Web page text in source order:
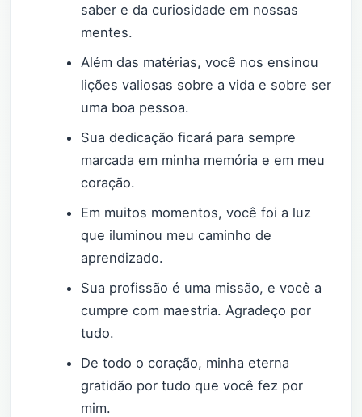
saber e da curiosidade em nossas
mentes.
Além das matérias, você nos ensinou
lições valiosas sobre a vida e sobre ser
uma boa pessoa.
Sua dedicação ficará para sempre
marcada em minha memória e em meu
coração.
Em muitos momentos, você foi a luz
que iluminou meu caminho de
aprendizado.
Sua profissão é uma missão, e você a
cumpre com maestria. Agradeço por
tudo.
De todo o coração, minha eterna
gratidão por tudo que você fez por
mim.